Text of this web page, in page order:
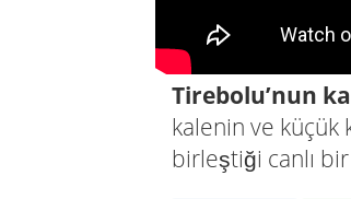
Tirebolu’nun
kalenin ve küçük
birleştiği canlı